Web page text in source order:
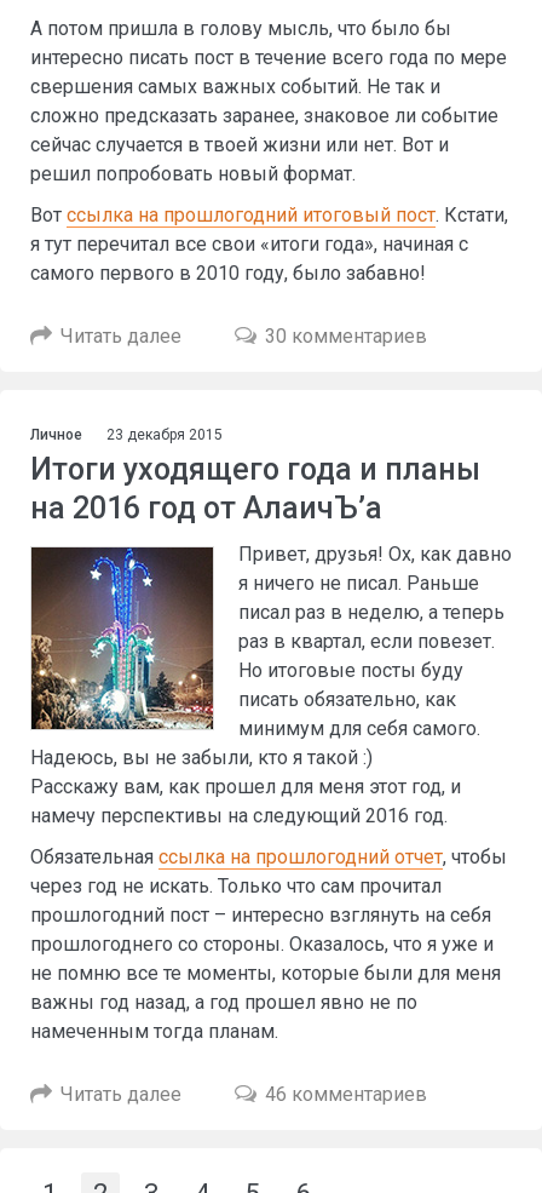
А потом пришла в голову мысль, что было бы
интересно писать пост в течение всего года по мере
свершения самых важных событий. Не так и
сложно предсказать заранее, знаковое ли событие
сейчас случается в твоей жизни или нет. Вот и
решил попробовать новый формат.
Вот ссылка на прошлогодний итоговый пост. Кстати,
я тут перечитал все свои «итоги года», начиная с
самого первого в 2010 году, было забавно!
Читать далее 30 комментариев
Личное 23 декабря 2015
Итоги уходящего года и планы
на 2016 год от АлаичЪ’а
Привет, друзья! Ох, как давно
я ничего не писал. Раньше
писал раз в неделю, а теперь
раз в квартал, если повезет.
Но итоговые посты буду
писать обязательно, как
минимум для себя самого.
Надеюсь, вы не забыли, кто я такой :)
Расскажу вам, как прошел для меня этот год, и
намечу перспективы на следующий 2016 год.
Обязательная ссылка на прошлогодний отчет, чтобы
через год не искать. Только что сам прочитал
прошлогодний пост – интересно взглянуть на себя
прошлогоднего со стороны. Оказалось, что я уже и
не помню все те моменты, которые были для меня
важны год назад, а год прошел явно не по
намеченным тогда планам.
Читать далее 46 комментариев